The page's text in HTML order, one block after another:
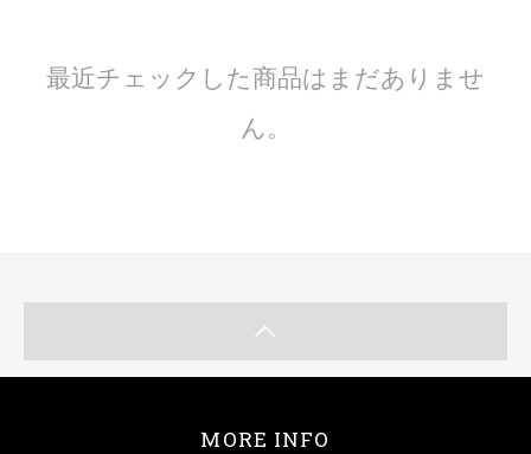
最近チェックした商品はまだありませ
ん。
MORE INFO